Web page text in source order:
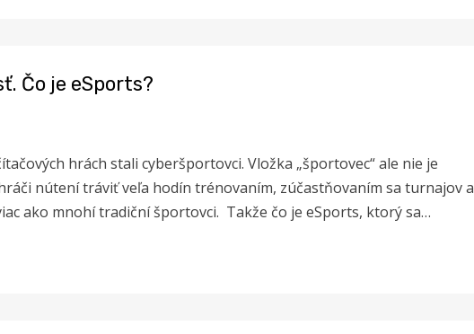
Čo je eSports?
hrách stali cyberšportovci. Vložka „športovec“ ale nie je
nútení tráviť veľa hodín trénovaním, zúčastňovaním sa turnajov a
ako mnohí tradiční športovci. Takže čo je eSports, ktorý sa…